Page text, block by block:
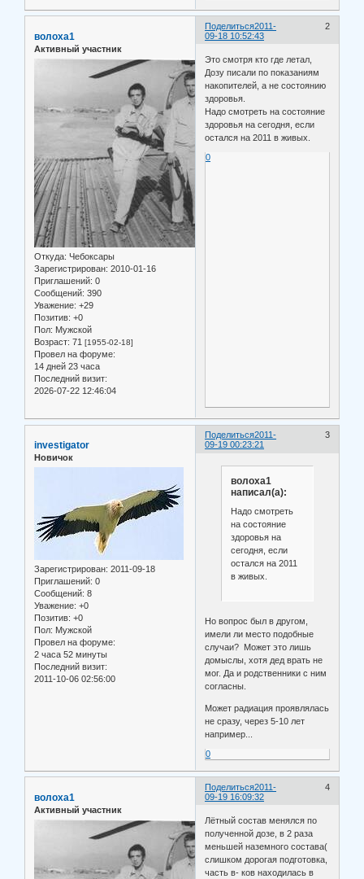
Поделиться 2
2011-
09-18 10:52:43
волоха1
Активный участник
Откуда: Чебоксары
Зарегистрирован: 2010-01-16
Приглашений: 0
Сообщений: 390
Уважение: +29
Позитив: +0
Пол: Мужской
Возраст: 71 [1955-02-18]
Провел на форуме:
14 дней 23 часа
Последний визит:
2026-07-22 12:46:04
Это смотря кто где летал,
Дозу писали по показаниям
накопителей, а не состоянию
здоровья.
Надо смотреть на состояние
здоровья на сегодня, если
остался на 2011 в живых.
0
Поделиться 3
2011-
09-19 00:23:21
investigator
Новичок
Зарегистрирован: 2011-09-18
Приглашений: 0
Сообщений: 8
Уважение: +0
Позитив: +0
Пол: Мужской
Провел на форуме:
2 часа 52 минуты
Последний визит:
2011-10-06 02:56:00
волоха1
написал(а):
Надо смотреть
на состояние
здоровья на
сегодня, если
остался на 2011
в живых.
Но вопрос был в другом,
имели ли место подобные
случаи? Может это лишь
домыслы, хотя дед врать не
мог. Да и родственники с ним
согласны.
Может радиация проявлялась
не сразу, через 5-10 лет
например...
0
Поделиться 4
2011-
09-19 16:09:32
волоха1
Активный участник
Лётный состав менялся по
полученной дозе, в 2 раза
меньшей наземного состава(
слишком дорогая подготовка,
часть в- ков находилась в